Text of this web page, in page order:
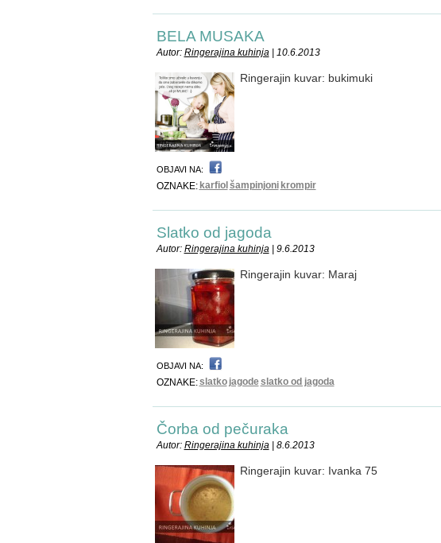
BELA MUSAKA
Autor: Ringerajina kuhinja| 10.6.2013
Ringerajin kuvar: bukimuki
OBJAVI NA:
OZNAKE: karfiol šampinjoni krompir
Slatko od jagoda
Autor: Ringerajina kuhinja| 9.6.2013
Ringerajin kuvar: Maraj
OBJAVI NA:
OZNAKE:slatko jagodeslatko od jagoda
Čorba od pečuraka
Autor: Ringerajina kuhinja| 8.6.2013
Ringerajin kuvar: Ivanka 75